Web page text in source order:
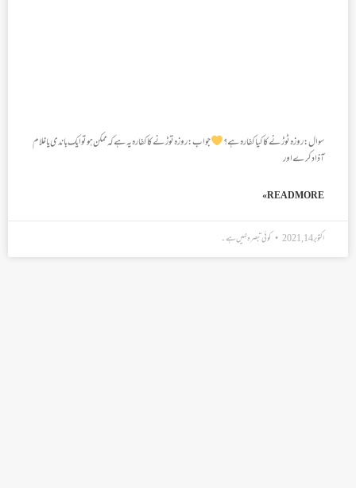
سوال: روزہ ٹوڑنے کا کیا کفارہ ہے؟
جواب: روزہ توڑنے کا کفارہ یہ ہے کہ ممکن ہو تو ایک باندی یا غلام
آذاد کرے اور
READ MORE »
اکتوبر 14, 2021 کوئی تبصرہ نہیں ہے۔